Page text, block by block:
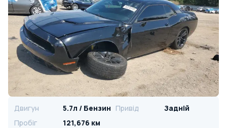
Двигун 5.7л / Бензин Привід
Задній
Пробіг
121,676 км